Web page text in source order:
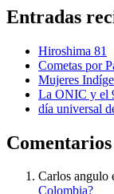
Entradas
Hiroshima 81
Cometas por
Mujeres
La ONIC y el
día universal
Carlos angulo
Colombia?